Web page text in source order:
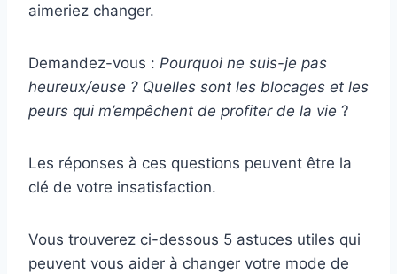
aimeriez changer.
Demandez-vous : Pourquoi ne suis-je pas
heureux/euse ? Quelles sont les blocages et les
peurs qui m’empêchent de profiter de la vie ?
Les réponses à ces questions peuvent être la
clé de votre insatisfaction.
Vous trouverez ci-dessous 5 astuces utiles qui
peuvent vous aider à changer votre mode de